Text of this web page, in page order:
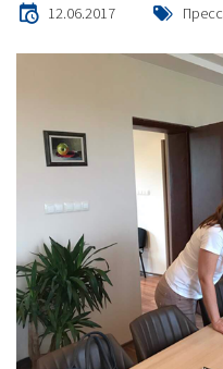
12.06.2017